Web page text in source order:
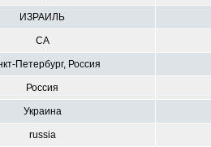
ИЗРАИЛЬ
CA
Петербург, Россия
Россия
Украина
russia